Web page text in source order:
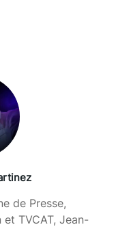
de Presse,
TVCAT, Jean-